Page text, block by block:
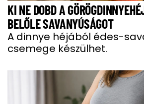
KI NE DOBD A
BELŐLE SAVANYÚSÁGOT
A dinnye héjából édes-
csemege készülhet.